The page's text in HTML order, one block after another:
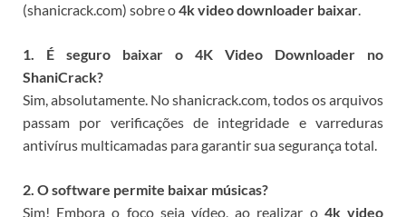
(shanicrack.com) sobre o4k video downloader baixar.
1. É seguro baixar o 4K Video Downloader no
ShaniCrack?
Sim, absolutamente. No shanicrack.com, todos os arquivos
passam por verificações de integridade e varreduras
antivírus multicamadas para garantir sua segurança total.
2. O software permite baixar músicas?
Sim! Embora o foco seja vídeo, ao realizar o 4k video